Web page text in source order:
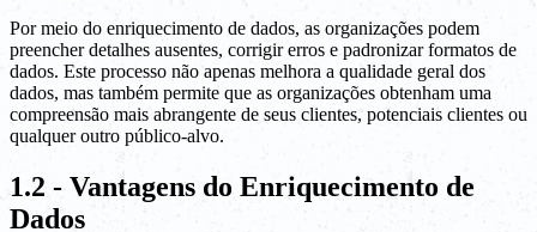
Por meio do enriquecimento de dados, as organizações podem
preencher detalhes ausentes, corrigir erros e padronizar formatos de
dados. Este processo não apenas melhora a qualidade geral dos
dados, mas também permite que as organizações obtenham uma
compreensão mais abrangente de seus clientes, potenciais clientes ou
qualquer outro público-alvo.
1.2 - Vantagens do Enriquecimento de
Dados